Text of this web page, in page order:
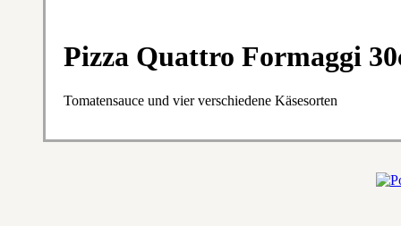
Pizza Quattro Formaggi
Tomatensauce und vier verschiedene Käsesorten